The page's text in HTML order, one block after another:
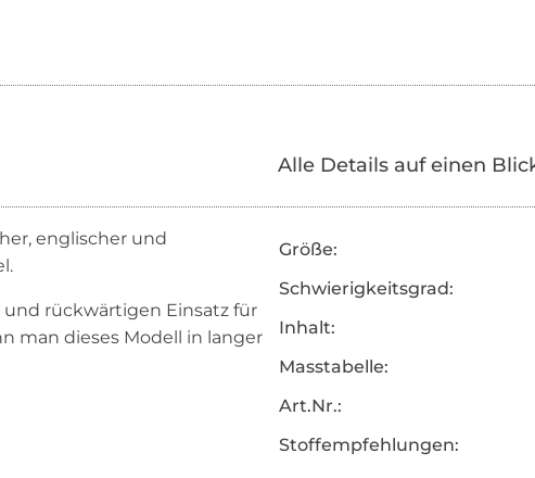
englischer und
rückwärtigen Einsatz für
man dieses Modell in langer
Alle Details auf einen
Größe:
Schwierigkeitsgrad:
Inhalt:
Masstabelle:
Art.Nr.:
Stoffempfehlungen: